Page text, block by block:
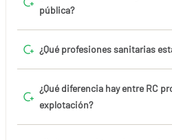
pública?
¿Qué profesiones sanitarias
¿Qué diferencia hay entre RC
explotación?